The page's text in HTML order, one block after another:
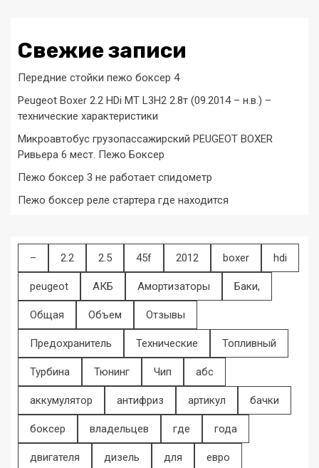
Свежие записи
Передние стойки пежо боксер 4
Peugeot Boxer 2.2 HDi MT L3H2 2.8т (09.2014 – н.в.) –
технические характеристики
Микроавтобус грузопассажирский PEUGEOT BOXER
Ривьера 6 мест. Пежо Боксер
Пежо боксер 3 не работает спидометр
Пежо боксер реле стартера где находится
– 2.2 2.5 45f 2012 boxer hdi
peugeot АКБ Амортизаторы Баки,
Общая Объем Отзывы
Предохранитель Технические Топливный
Турбина Тюнинг Чип абс
аккумулятор антифриз артикул бачки
боксер владельцев где года
двигателя дизель для евро